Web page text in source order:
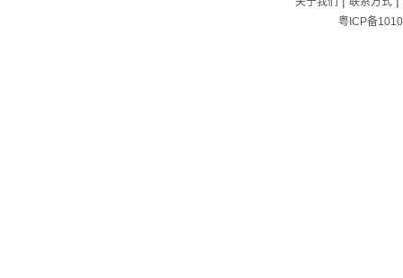
粤ICP备